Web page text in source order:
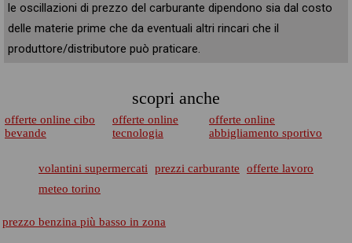
le oscillazioni di prezzo del carburante dipendono sia dal costo
delle materie prime che da eventuali altri rincari che il
produttore/distributore può praticare.
scopri anche
offerte online cibo
bevande
offerte online
tecnologia
offerte online
abbigliamento sportivo
volantini supermercati prezzi carburante
offerte lavoro
meteo torino
prezzo benzina più basso in zona